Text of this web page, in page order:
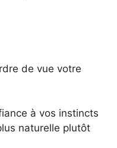
de vue votre
à vos instincts
naturelle plutôt